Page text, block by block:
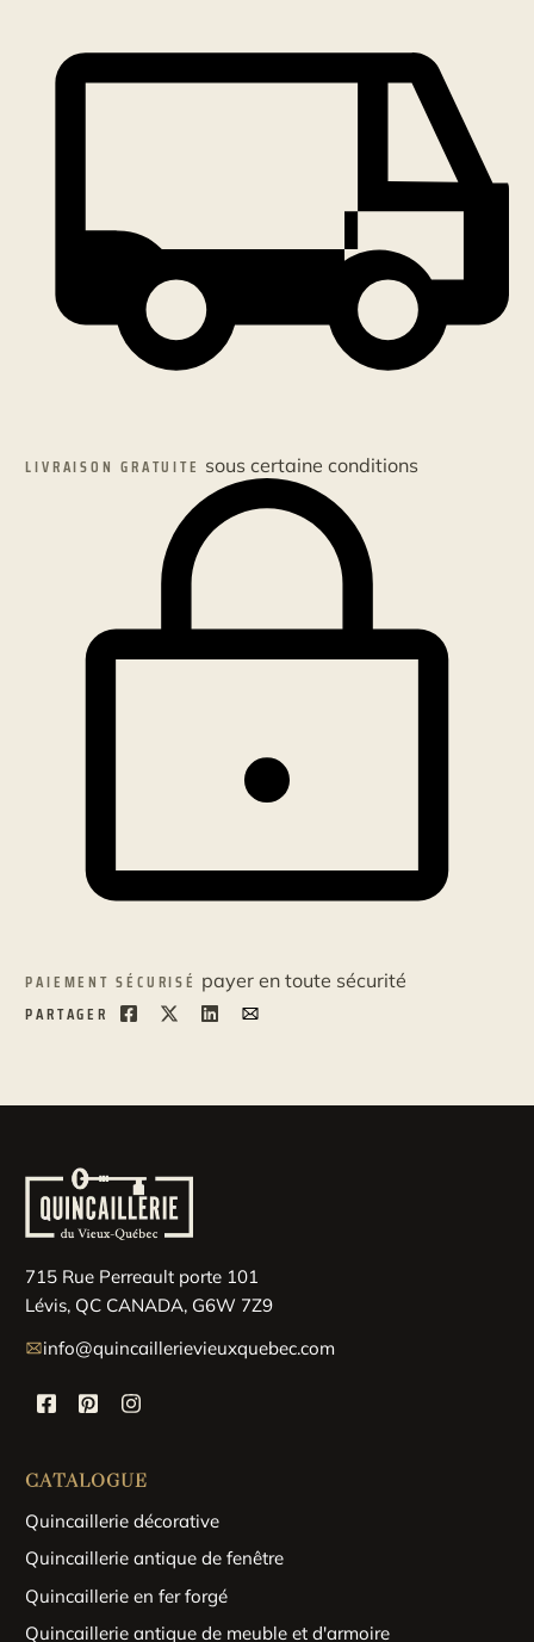
plancher
LIVRAISON GRATUITE sous certaine conditions
PAIEMENT SÉCURISÉ payer en toute sécurité
PARTAGER
715 Rue Perreault porte 101
Lévis, QC CANADA, G6W 7Z9
info@quincaillerievieuxquebec.com
CATALOGUE
Quincaillerie décorative
Quincaillerie antique de fenêtre
Quincaillerie en fer forgé
Quincaillerie antique de meuble et d'armoire